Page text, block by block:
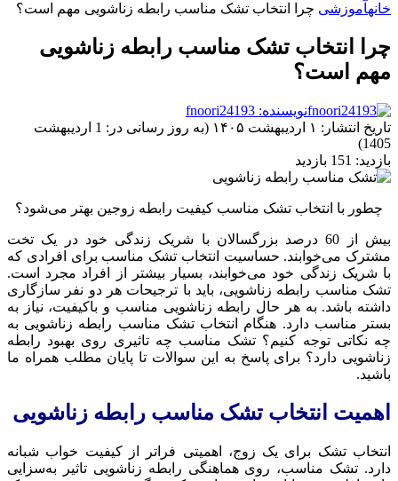
خانهآموزشی چرا انتخاب تشک مناسب رابطه زناشویی مهم است؟
چرا انتخاب تشک مناسب رابطه زناشویی
مهم است؟
نویسنده: fnoori24193
تاریخ انتشار:
۱ اردیبهشت ۱۴۰۵ (به روز رسانی در: 1 اردیبهشت
1405)
بازدید: 151 بازدید
چطور با انتخاب تشک مناسب کیفیت رابطه زوجین بهتر می‌شود؟
بیش از 60 درصد بزرگسالان با شریک زندگی خود در یک تخت
مشترک می‌خوابند. حساسیت انتخاب تشک مناسب برای افرادی که
با شریک زندگی خود می‌خوابند، بسیار بیشتر از افراد مجرد است.
تشک مناسب رابطه زناشویی، باید با ترجیحات هر دو نفر سازگاری
داشته باشد. به هر حال رابطه زناشویی مناسب و باکیفیت، نیاز به
بستر مناسب دارد. هنگام انتخاب تشک مناسب رابطه زناشویی به
چه نکاتی توجه کنیم؟ تشک مناسب چه تاثیری روی بهبود رابطه
زناشویی دارد؟ برای پاسخ به این سوالات تا پایان مطلب همراه ما
باشید.
اهمیت انتخاب تشک مناسب رابطه زناشویی
انتخاب تشک برای یک زوج، اهمیتی فراتر از کیفیت خواب شبانه
دارد. تشک مناسب، روی هماهنگی رابطه زناشویی تاثیر به‌سزایی